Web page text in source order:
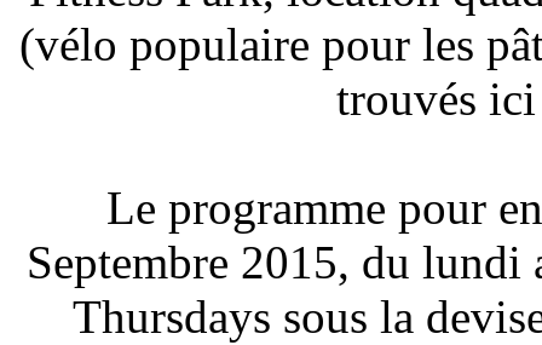
(vélo populaire pour les
trouvés
Le programme pour
Septembre 2015, du lundi
Thursdays sous la